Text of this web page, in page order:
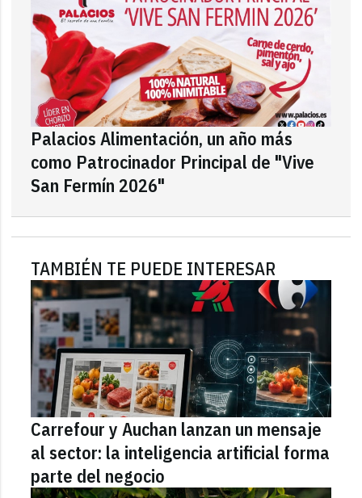
Palacios Alimentación, un año más
como Patrocinador Principal de "Vive
San Fermín 2026"
TAMBIÉN TE PUEDE INTERESAR
Carrefour y Auchan lanzan un mensaje
al sector: la inteligencia artificial forma
parte del negocio